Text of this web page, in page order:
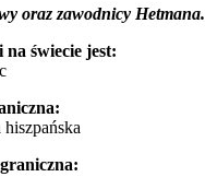
oraz zawodnicy Hetmana.
świecie jest: